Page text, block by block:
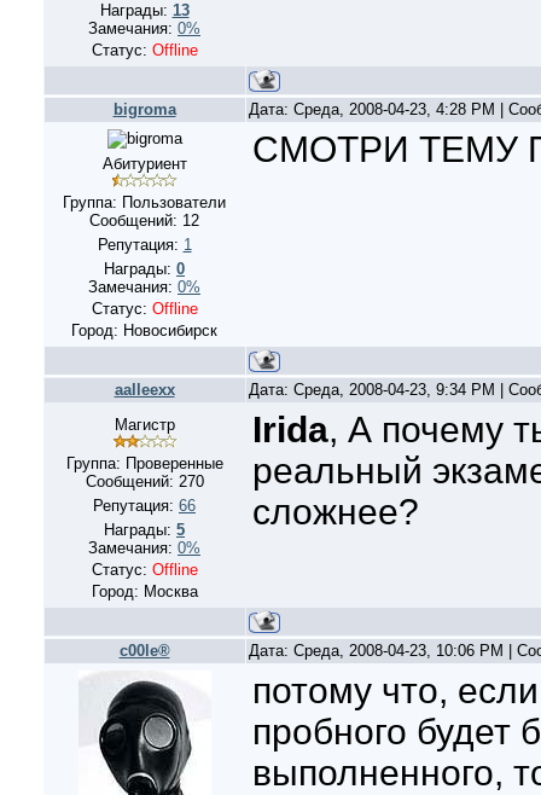
Награды: 13
Замечания: 0%
Статус: Offline
bigroma Дата: Среда, 2008-04-23, 4:28 PM |
Абитуриент
Группа: Пользователи
Сообщений: 12
Репутация: 1
Награды: 0
Замечания: 0%
Статус: Offline
Город: Новосибирск
СМОТРИ ТЕМУ
aalleexx
Дата: Среда, 2008-04-23, 9:34 PM |
Магистр
Группа: Проверенные
Сообщений: 270
Репутация: 66
Награды: 5
Замечания: 0%
Статус: Offline
Город: Москва
Irida, А почему
реальный
сложнее?
c00le® Дата: Среда, 2008-04-23, 10:06 PM |
потому что,
пробного будет
выполненного,